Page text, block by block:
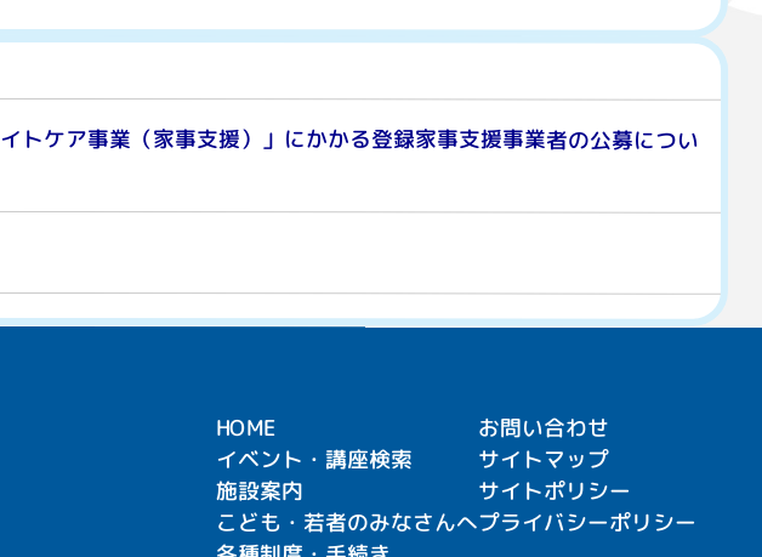
トケア事業（家事支援）」にかかる登録家事支援事業者の公募につい
HOME
イベント・講座検索
施設案内
こども・若者のみなさんへ
お問い合わせ
サイトマップ
サイトポリシー
プライバシーポリシー